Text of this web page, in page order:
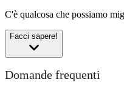
C'è qualcosa che possiamo
Facci sapere!
Domande frequenti